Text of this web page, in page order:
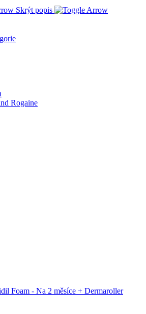
Skrýt popis
Rogaine